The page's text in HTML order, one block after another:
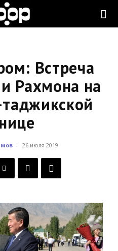
Встреча
Рахмона на
- 26 июля 2019